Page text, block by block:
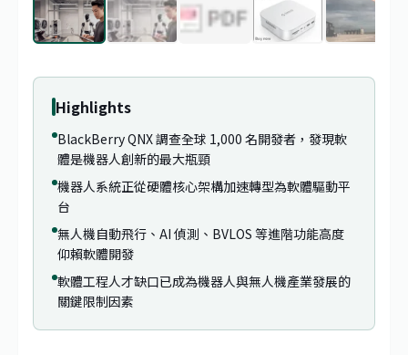
1
Highlights
BlackBerry QNX 調查全球 1,000 名開發者，發現軟
體是機器人創新的最大瓶頸
機器人系統正從硬體核心架構加速轉型為軟體驅動平
台
無人機自動飛行、AI 偵測、BVLOS 等進階功能高度
仰賴軟體開發
軟體工程人才缺口已成為機器人與無人機產業發展的
關鍵限制因素